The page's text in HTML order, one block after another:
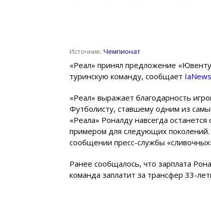
Источник: Чемпионат
«Реал» принял предложение
туринскую команду, сообщает
«Реал» выражает благодарность
Футболисту, ставшему одним из
«Реала» Роналду навсегда
примером для следующих
сообщении пресс-службы
Ранее сообщалось, что зарплата
команда заплатит за трансфер 33-